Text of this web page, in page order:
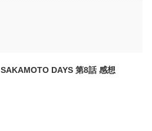
SAKAMOTO DAYS 第8話 感想